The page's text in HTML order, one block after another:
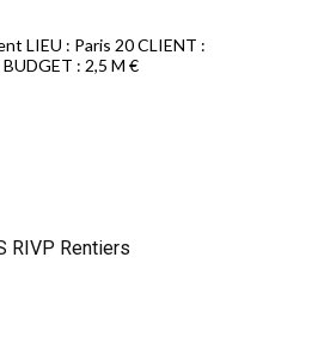
LIEU : Paris 20 CLIENT :
: 2,5 M €